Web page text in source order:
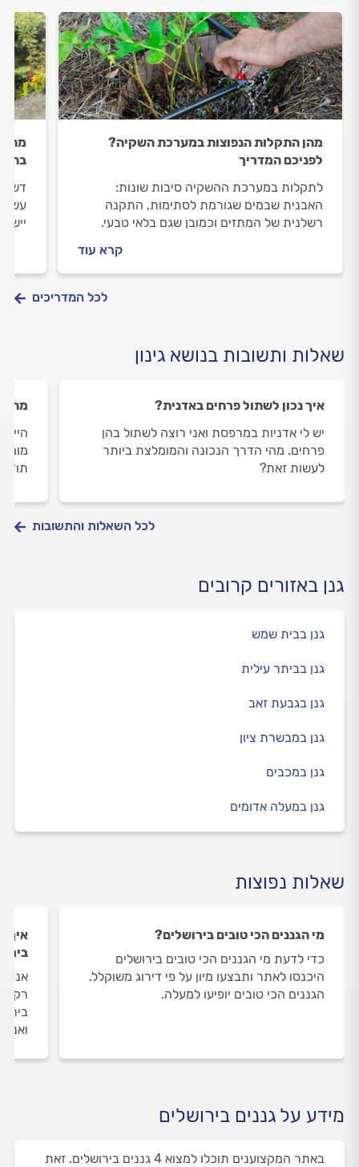
מהן התקלות הנפוצות במערכת השקיה?
לפניכם המדריך
לתקלות במערכת ההשקיה סיבות שונות:
האבנית שבמים שגורמת לסתימות, התקנה
רשלנית של המתזים וכמובן שגם בלאי טבעי.
שיכול להיגרם לצמחים בגינה שלכם, שיכולים
להתייבש. כמה יעלה התיקון? מה תוכלו לעשות
קרא עוד
דשא
לכל המדריכים
שאלות ותשובות בנושא גינון
איך נכון לשתול פרחים באדנית?
יש לי אדניות במרפסת ואני רוצה לשתול בהן
פרחים. מהי הדרך הנכונה והמומלצת ביותר
לעשות זאת?
מתי
היי,
לכל השאלות והתשובות
גנן באזורים קרובים
גנן בבית שמש
גנן בביתר עילית
גנן בגבעת זאב
גנן במבשרת ציון
גנן במכבים
גנן במעלה אדומים
שאלות נפוצות
מי הגננים הכי טובים בירושלים?
כדי לדעת מי הגננים הכי טובים בירושלים
היכנסו לאתר ותבצעו מיון על פי דירוג משוקלל.
הגננים הכי טובים יופיעו למעלה.
איך
רק
מידע על גננים בירושלים
באתר המקצוענים תוכלו למצוא 4 גננים בירושלים. זאת